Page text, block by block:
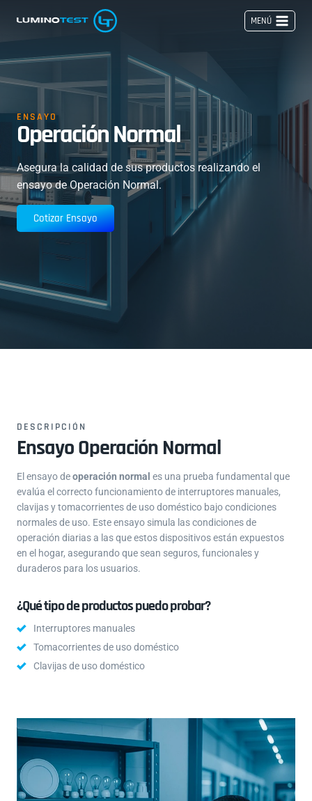
MENÚ
ENSAYO
Operación Normal
Asegura la calidad de sus productos realizando el
ensayo de Operación Normal.
Cotizar Ensayo
DESCRIPCIÓN
Ensayo Operación Normal
El ensayo deoperación normal es una prueba fundamental que
evalúa el correcto funcionamiento de interruptores manuales,
clavijas y tomacorrientes de uso doméstico bajo condiciones
normales de uso. Este ensayo simula las condiciones de
operación diarias a las que estos dispositivos están expuestos
en el hogar, asegurando que sean seguros, funcionales y
duraderos para los usuarios.
¿Qué tipo de productos puedo probar?
Interruptores manuales
Tomacorrientes de uso doméstico
Clavijas de uso doméstico